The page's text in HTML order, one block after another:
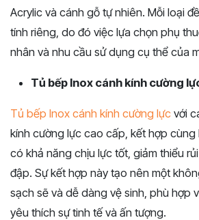
Acrylic và cánh gỗ tự nhiên. Mỗi loại
tính riêng, do đó việc lựa chọn phụ
nhân và nhu cầu sử dụng cụ thể của
Tủ bếp Inox cánh kính cường
Tủ bếp Inox cánh kính cường lực với
kính cường lực cao cấp, kết hợp
có khả năng chịu lực tốt, giảm thiểu
đập. Sự kết hợp này tạo nên một
sạch sẽ và dễ dàng vệ sinh, phù hợp
yêu thích sự tinh tế và ấn tượng.